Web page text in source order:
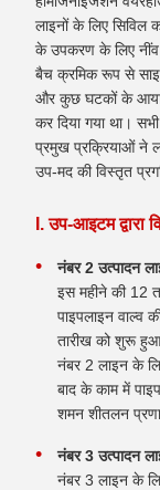
लाइनों के लिए सिविल
के उपकरण के लिए
बैच क्रमिक रूप से
और कुछ घटकों के
कर दिया गया था।
प्रमुख प्रक्रियाओं ने
उप-मद की विस्तृत
I. उप-आइटम द्वारा
नंबर 2 उत्पादन
इस महीने की 12
पाइपलाइन वाल्व
तारीख को शुरू
नंबर 2 लाइन के
बाद के काम में
शमन शीतलन
नंबर 3 उत्पादन
नंबर 3 लाइन के